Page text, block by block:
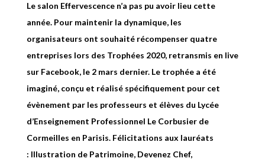
Le salon Effervescence n’a pas pu avoir lieu cette
année. Pour maintenir la dynamique, les
organisateurs ont souhaité récompenser quatre
entreprises lors des Trophées 2020, retransmis en live
sur Facebook, le 2 mars dernier.Le trophée a été
imaginé, concu et réalisé spécifiquement pour cet
évènement par les professeurs et élèves du Lycée
d’Enseignement Professionnel Le Corbusier de
Cormeilles en Parisis. Félicitations aux lauréats
: Illustration de Patrimoine, Devenez Chef,